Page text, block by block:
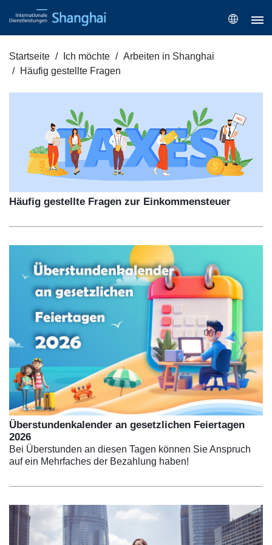
Startseite Ich möchte
Arbeiten in Shanghai
Häufig gestellte Fragen
Häufig gestellte Fragen zur Einkommensteuer
Überstundenkalender an gesetzlichen Feiertagen
2026
Bei Überstunden an diesen Tagen können Sie Anspruch
auf ein Mehrfaches der Bezahlung haben!